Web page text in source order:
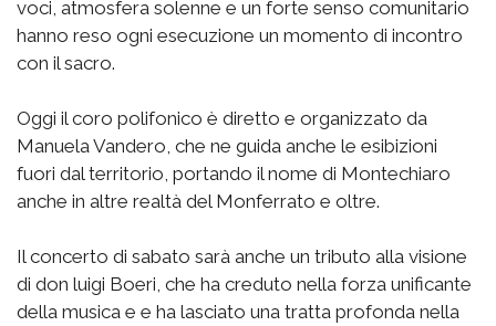
voci, atmosfera solenne e un forte senso comunitario
hanno reso ogni esecuzione un momento di incontro
con il sacro.
Oggi il coro polifonico è diretto e organizzato da
Manuela Vandero, che ne guida anche le esibizioni
fuori dal territorio, portando il nome di Montechiaro
anche in altre realtà del Monferrato e oltre.
Il concerto di sabato sarà anche un tributo alla visione
di don luigi Boeri, che ha creduto nella forza unificante
della musica e e ha lasciato una tratta profonda nella